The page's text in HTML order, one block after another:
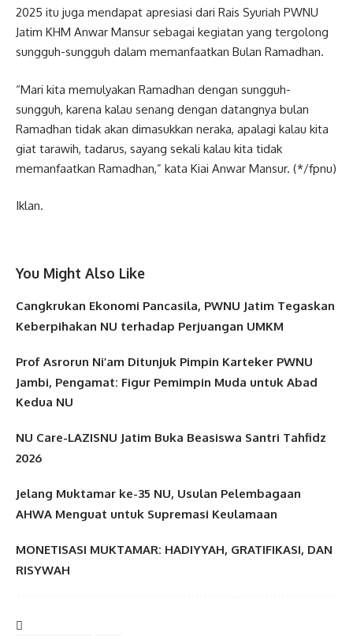
2025 itu juga mendapat apresiasi dari Rais Syuriah PWNU
Jatim KHM Anwar Mansur sebagai kegiatan yang tergolong
sungguh-sungguh dalam memanfaatkan Bulan Ramadhan.
“Mari kita memulyakan Ramadhan dengan sungguh-
sungguh, karena kalau senang dengan datangnya bulan
Ramadhan tidak akan dimasukkan neraka, apalagi kalau kita
giat tarawih, tadarus, sayang sekali kalau kita tidak
memanfaatkan Ramadhan,” kata Kiai Anwar Mansur. (*/fpnu)
Iklan.
You Might Also Like
Cangkrukan Ekonomi Pancasila, PWNU Jatim Tegaskan
Keberpihakan NU terhadap Perjuangan UMKM
Prof Asrorun Ni’am Ditunjuk Pimpin Karteker PWNU
Jambi, Pengamat: Figur Pemimpin Muda untuk Abad
Kedua NU
NU Care-LAZISNU Jatim Buka Beasiswa Santri Tahfidz
2026
Jelang Muktamar ke-35 NU, Usulan Pelembagaan
AHWA Menguat untuk Supremasi Keulamaan
MONETISASI MUKTAMAR: HADIYYAH, GRATIFIKASI, DAN
RISYWAH